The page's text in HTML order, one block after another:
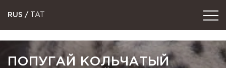
RUS / TAT
ПОПУГАЙ КОЛЬЧАТЫЙ